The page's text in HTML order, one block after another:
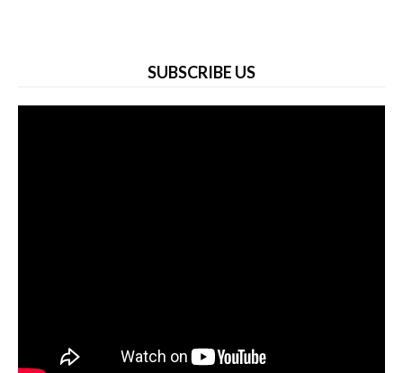
SUBSCRIBE US